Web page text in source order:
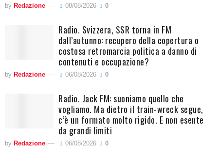
by Redazione 08/08/2026 0
Radio. Svizzera, SSR torna in FM
dall’autunno: recupero della copertura o
costosa retromarcia politica a danno di
contenuti e occupazione?
by Redazione 06/08/2026 0
Radio. Jack FM: suoniamo quello che
vogliamo. Ma dietro il train-wreck segue,
c’è un formato molto rigido. E non esente
da grandi limiti
by Redazione 06/08/2026 0